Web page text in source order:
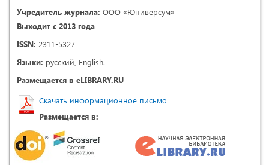
Учредитель журнала: ООО «Юниверсум»
Выходит с 2013 года
ISSN: 2311-5327
Языки: русский, English.
Размещается в eLIBRARY.RU
Скачать информационное письмо
Размещается в: